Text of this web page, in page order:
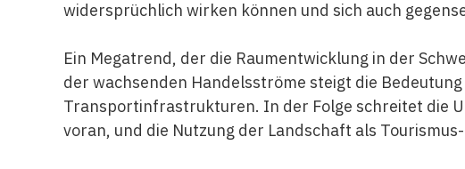
widersprüchlich wirken können und sich auch
Ein Megatrend, der die Raumentwicklung in der
der wachsenden Handelsströme steigt die
Transportinfrastrukturen. In der Folge schreitet die
voran, und die Nutzung der Landschaft als